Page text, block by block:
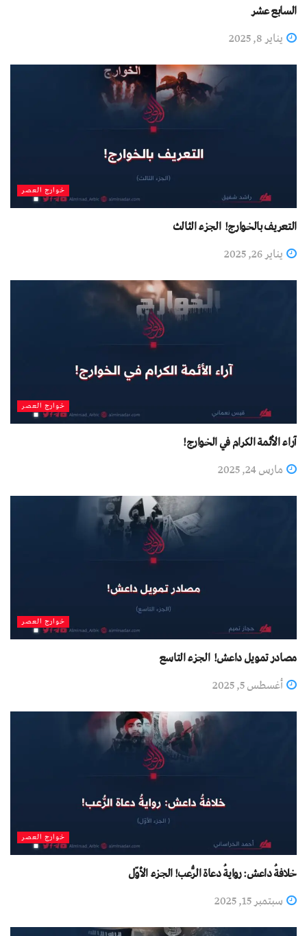
السابع عشر
يناير 8, 2025
خوارج العصر
التعريف بالخوارج! الجزء الثالث
يناير 26, 2025
خوارج العصر
آراء الأئمة الكرام في الخوارج!
مارس 24, 2025
خوارج العصر
مصادر تمويل داعش! الجزء التاسع
أغسطس 5, 2025
خوارج العصر
خلافةُ داعش: روايةُ دعاة الرُّعب! الجزء الأوّل
سبتمبر 15, 2025